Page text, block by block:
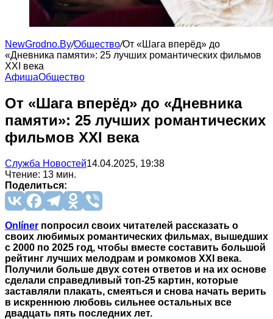
NewGrodno.By/Общество/От «Шага вперёд» до
«Дневника памяти»: 25 лучших романтических фильмов
XXI века
АфишаОбщество
От «Шага вперёд» до «Дневника
памяти»: 25 лучших романтических
фильмов XXI века
Служба Новостей14.04.2025, 19:38
Чтение: 13 мин.
Поделиться:
Onlíner попросил своих читателей рассказать о
своих любимых романтических фильмах, вышедших
с 2000 по 2025 год, чтобы вместе составить большой
рейтинг лучших мелодрам и ромкомов XXI века.
Получили больше двух сотен ответов и на их основе
сделали справедливый топ-25 картин, которые
заставляли плакать, смеяться и снова начать верить
в искреннюю любовь сильнее остальных все
двадцать пять последних лет.